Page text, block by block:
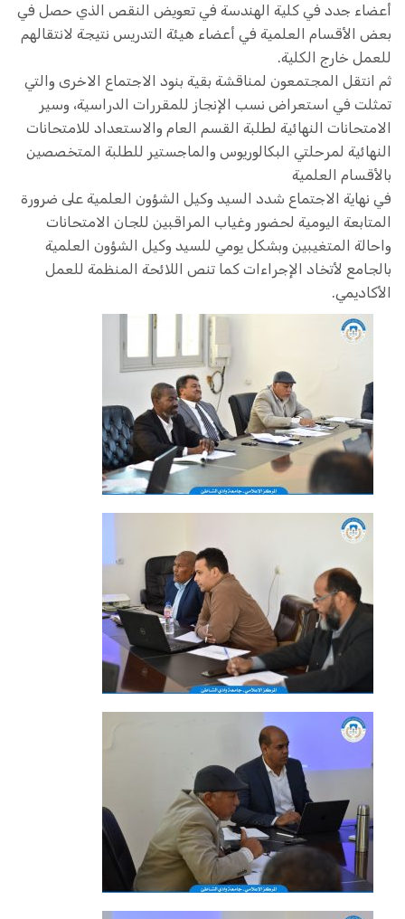
أعضاء جدد في كلية الهندسة في تعويض النقص الذي حصل في
بعض الأقسام العلمية في أعضاء هيئة التدريس نتيجة لانتقالهم
للعمل خارج الكلية.
ثم انتقل المجتمعون لمناقشة بقية بنود الاجتماع الاخرى والتي
تمثلت في استعراض نسب الإنجاز للمقررات الدراسية، وسير
الامتحانات النهائية لطلبة القسم العام والاستعداد للامتحانات
النهائية لمرحلتي البكالوريوس والماجستير للطلبة المتخصصين
بالأقسام العلمية
في نهاية الاجتماع شدد السيد وكيل الشؤون العلمية على ضرورة
المتابعة اليومية لحضور وغياب المراقبين للجان الامتحانات
واحالة المتغيبين وبشكل يومي للسيد وكيل الشؤون العلمية
بالجامع لأتخاد الإجراءات كما تنص اللائحة المنظمة للعمل
الأكاديمي.